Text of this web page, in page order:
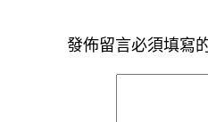
發佈留言必須填寫